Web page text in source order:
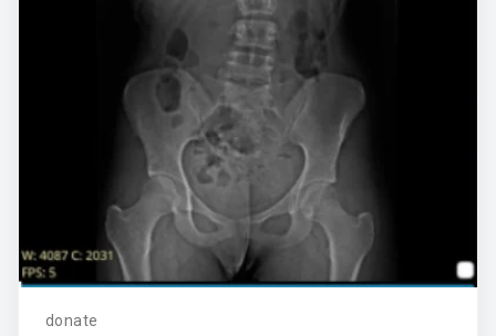
donate